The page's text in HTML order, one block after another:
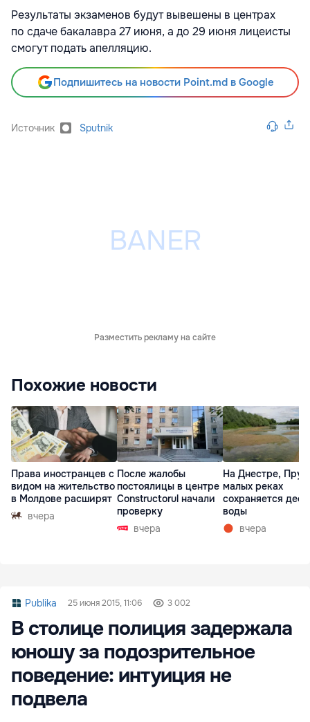
Результаты экзаменов будут вывешены в центрах
по сдаче бакалавра 27 июня, а до 29 июня лицеисты
смогут подать апелляцию.
Подпишитесь на новости Point.md в Google
Источник Sputnik
Разместить рекламу на сайте
Похожие новости
Права иностранцев с
видом на жительство
в Молдове расширят
вчера
После жалобы
постоялицы в центре
Constructorul начали
проверку
вчера
На Днестре,
малых реках
сохраняется
воды
вчера
Publika 25 июня 2015, 11:06 3 002
В столице полиция задержала
юношу за подозрительное
поведение: интуиция не
подвела